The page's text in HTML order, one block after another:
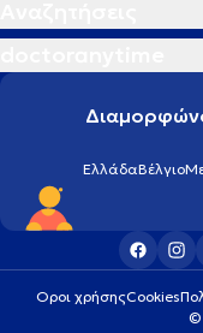
ΕλλάδαΒέλγιο
Οροι χρήσηςCookies
©